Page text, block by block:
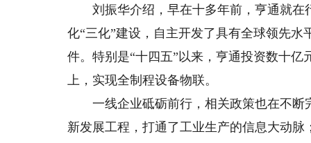
刘振华介绍，早在十多年前，亨通就在
化“三化”建设，自主开发了具有全球领先
件。特别是“十四五”以来，亨通投资数十
上，实现全制程设备物联。
一线企业砥砺前行，相关政策也在不断
新发展工程，打通了工业生产的信息大动